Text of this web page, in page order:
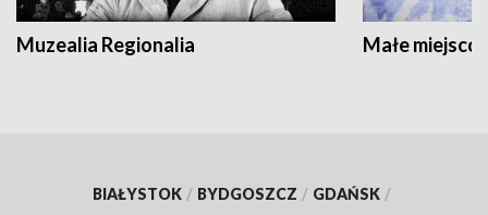
Muzealia Regionalia Małe
BIAŁYSTOK / BYDGOSZCZ / GDAŃSK /